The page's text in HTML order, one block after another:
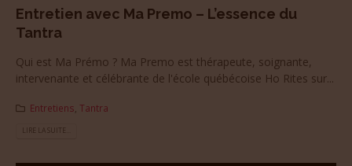
Entretien avec Ma Premo – L’essence du
Tantra
Qui est Ma Prémo ? Ma Premo est thérapeute, soignante,
intervenante et célébrante de l'école québécoise Ho Rites sur...
Entretiens, Tantra
LIRE LA SUITE...